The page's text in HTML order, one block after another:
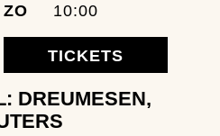
ZO 10:00
TICKETS
DREUMESEN,